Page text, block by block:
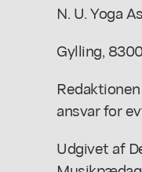
N. U. Yoga
Gylling,
ansvar for
Udgivet af